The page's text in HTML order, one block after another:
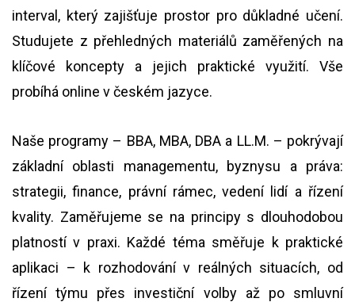
interval, který zajišťuje prostor pro důkladné učení.
Studujete z přehledných materiálů zaměřených na
klíčové koncepty a jejich praktické využití. Vše
probíhá online v českém jazyce.
Naše programy – BBA, MBA, DBA a LL.M. – pokrývají
základní oblasti managementu, byznysu a práva:
strategii, finance, právní rámec, vedení lidí a řízení
kvality. Zaměřujeme se na principy s dlouhodobou
platností v praxi. Každé téma směřuje k praktické
aplikaci – k rozhodování v reálných situacích, od
řízení týmu přes investiční volby až po smluvní